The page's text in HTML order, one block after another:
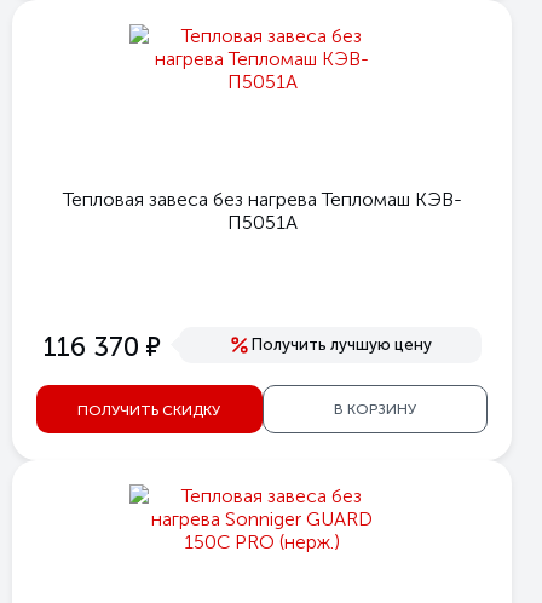
Тепловая завеса без нагрева Тепломаш КЭВ-
П5051А
116 370 е Получить лучшую цену
ПОЛУЧИТЬ СКИДКУ В КОРЗИНУ